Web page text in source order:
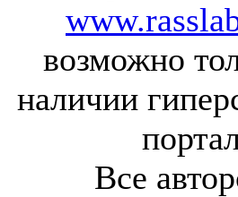
возможно
наличии
Все